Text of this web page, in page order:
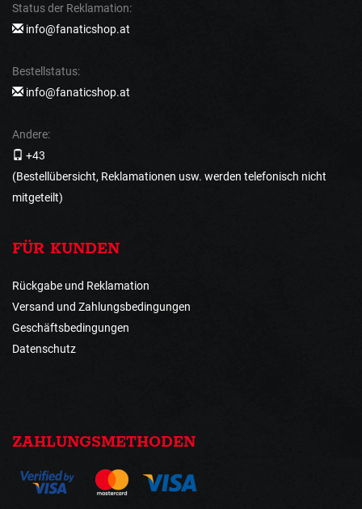
Status der Reklamation:
info@fanaticshop.at
Bestellstatus:
info@fanaticshop.at
Andere:
+43
(Bestellübersicht, Reklamationen usw. werden telefonisch nicht
mitgeteilt)
FÜR KUNDEN
Rückgabe und Reklamation
Versand und Zahlungsbedingungen
Geschäftsbedingungen
Datenschutz
ZAHLUNGSMETHODEN